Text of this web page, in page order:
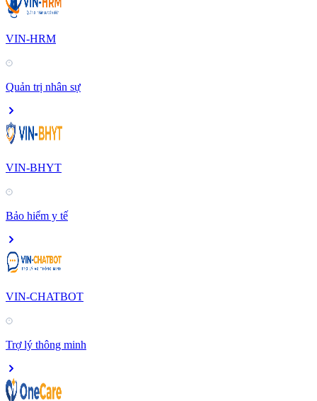
VIN-HRM
Quản trị nhân sự
VIN-BHYT
Bảo hiểm y tế
VIN-CHATBOT
Trợ lý thông minh